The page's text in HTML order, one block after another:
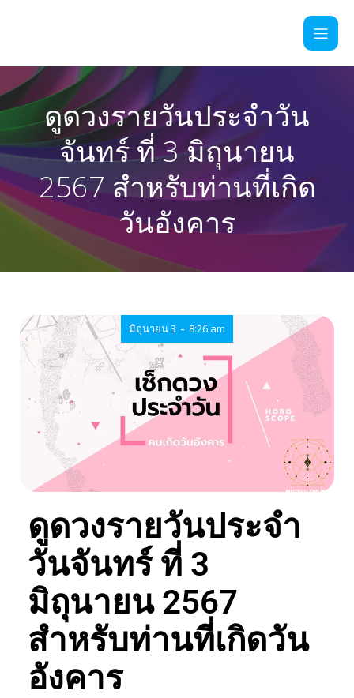
ดูดวงรายวันประจำวัน
จันทร์ ที่ 3 มิถุนายน
2567 สำหรับท่านที่เกิด
วันอังคาร
มิถุนายน 3 - 8:26 am
ดูดวงรายวันประจำ
วันจันทร์ ที่ 3
มิถุนายน 2567
สำหรับท่านที่เกิดวัน
อังคาร